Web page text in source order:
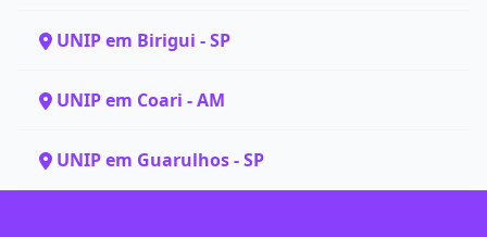
UNIP em Birigui - SP
UNIP em Coari - AM
UNIP em Guarulhos - SP